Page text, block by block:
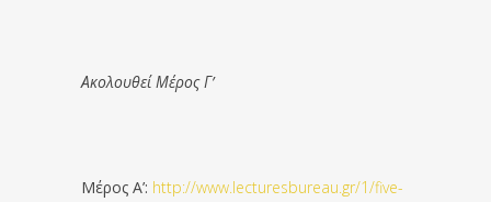
Ακολουθεί Μέρος Γ’
Μέρος Α’: http://www.lecturesbureau.gr/1/five-